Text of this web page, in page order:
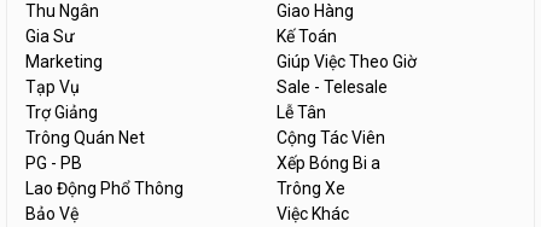
Thu Ngân
Giao Hàng
Gia Sư
Kế Toán
Marketing
Giúp Việc Theo Giờ
Tạp Vụ
Sale - Telesale
Trợ Giảng
Lễ Tân
Trông Quán Net
Cộng Tác Viên
PG - PB
Xếp Bóng Bi a
Lao Động Phổ Thông
Trông Xe
Bảo Vệ
Việc Khác